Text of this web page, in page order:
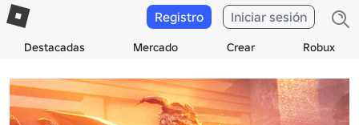
Destacadas Mercado Crear Robux
Registro Iniciar sesión